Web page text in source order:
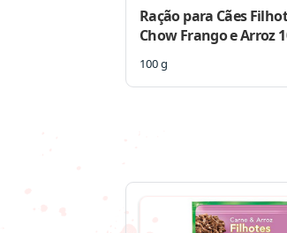
Ração para Cães
Chow Frango e Arroz
100 g